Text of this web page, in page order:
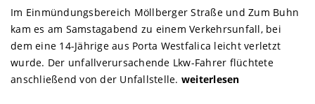
Im Einmündungsbereich Möllberger Straße und Zum Buhn
kam es am Samstagabend zu einem Verkehrsunfall, bei
dem eine 14-Jährige aus Porta Westfalica leicht verletzt
wurde. Der unfallverursachende Lkw-Fahrer flüchtete
anschließend von der Unfallstelle. weiterlesen